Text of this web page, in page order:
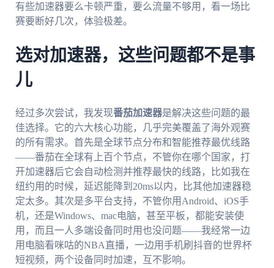
有些加速器要么卡顿严重，要么流量不够用，看一场比
赛要断好几次，体验极差。
选对加速器，这些问题都不是事
儿
经过多次尝试，我发现番茄加速器是解决这些问题的最
佳选择。它的六大核心功能，几乎完美覆盖了海外观赛
的所有需求。首先是全球节点分布和智能推荐最优线路
——番茄在全球有上百个节点，不管你在哪个国家，打
开加速器后它会自动检测并推荐最快的线路，比如我在
纽约用的时候，延迟能降到20ms以内，比其他加速器稳
定太多。其次是多平台支持，不管你用Android、iOS手
机，还是Windows、mac电脑，甚至平板，都能安装使
用，而且一人多端设备同时用也没问题——我经常一边
用电脑看咪咕的NBA直播，一边用手机刷抖音的世界杯
短视频，两个设备同时加速，互不影响。